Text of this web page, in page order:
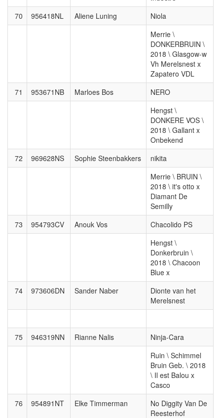
70
956418NL Aliene Luning
Niola
Merrie \
DONKERBRUIN \
2018 \ Glasgow-w
Vh Merelsnest x
Zapatero VDL
71
953671NB Marloes Bos
NERO
Hengst \
DONKERE VOS \
2018 \ Gallant x
Onbekend
72
969628NS Sophie Steenbakkers
nikita
Merrie \ BRUIN \
2018 \ it's otto x
Diamant De
Semilly
73
954793CV Anouk Vos
Chacolido PS
Hengst \
Donkerbruin \
2018 \ Chacoon
Blue x
74
973606DN Sander Naber
Dionte van het
Merelsnest
75 946319NN Rianne Nalis
Ninja-Cara
Ruin \ Schimmel
Bruin Geb. \ 2018
\ Il est Balou x
Casco
76
954891NT Elke Timmerman
No Diggity Van De
Reesterhof